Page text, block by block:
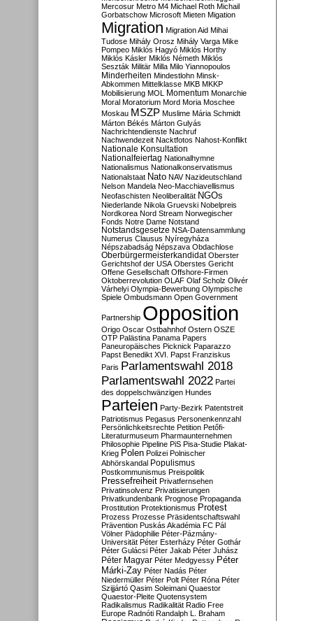
Mercosur Metro M4 Michael Roth Michail
Gorbatschow Microsoft Mieten Migation
Migration Migration Aid Mihai
Tudose Mihály Orosz Mihály Varga Mike
Pompeo Miklós Hagyó Miklós Horthy
Miklós Kásler Miklós Németh Miklós
Seszták Militär Milla Milo Yiannopoulos
Minderheiten Mindestlohn Minsk-
Abkommen Mittelklasse MKB MKKP
Mobilisierung MOL Momentum Monarchie
Moral Moratorium Mord Moria Moschee
Moskau MSZP Muslime Mária Schmidt
Márton Békés Márton Gulyás
Nachrichtendienste Nachruf
Nachwendezeit Nacktfotos Nahost-Konflikt
Nationale Konsultation
Nationalfeiertag Nationalhymne
Nationalismus Nationalkonservatismus
Nationalstaat Nato NAV Nazideutschland
Nelson Mandela Neo-Macchiavellismus
Neofaschisten Neoliberalität NGOs
Niederlande Nikola Gruevski Nobelpreis
Nordkorea Nord Stream Norwegischer
Fonds Notre Dame Notstand
Notstandsgesetze NSA-Datensammlung
Numerus Clausus Nyíregyháza
Népszabadság Népszava Obdachlose
Oberbürgermeisterkandidat Oberster
Gerichtshof der USA Oberstes Gericht
Offene Gesellschaft Offshore-Firmen
Oktoberrevolution OLAF Olaf Scholz Olivér
Várhelyi Olympia-Bewerbung Olympische
Spiele Ombudsmann Open Government
Partnership Opposition
Origo Oscar Ostbahnhof Ostern OSZE
OTP Palästina Panama Papers
Paneuropäisches Picknick Paparazzo
Papst Benedikt XVI. Papst Franziskus
Paris Parlamentswahl 2018
Parlamentswahl 2022 Partei
des doppelschwänzigen Hundes
Parteien Party-Bezirk Patentstreit
Patriotismus Pegasus Personenkennzahl
Persönlichkeitsrechte Petition Petőfi-
Literaturmuseum Pharmaunternehmen
Philosophie Pipeline PiS Pisa-Studie Plakat-
Krieg Polen Polizei Polnischer
Abhörskandal Populismus
Postkommunismus Preispolitik
Pressefreiheit Privatfernsehen
Privatinsolvenz Privatisierungen
Privatkundenbank Prognose Propaganda
Prostitution Protektionismus Protest
Prozess Prozesse Präsidentschaftswahl
Prävention Puskás Akadémia FC Pál
Völner Pädophilie Péter-Pázmány-
Universität Péter Esterházy Péter Gothár
Péter Gulácsi Péter Jakab Péter Juhász
Péter Magyar Péter Medgyessy Péter
Márki-Zay Péter Nadás Péter
Niedermüller Péter Polt Péter Róna Péter
Szijjártó Qasim Soleimani Quaestor
Quaestor-Pleite Quotensystem
Radikalismus Radikalität Radio Free
Europe Radnóti Randalph L. Braham